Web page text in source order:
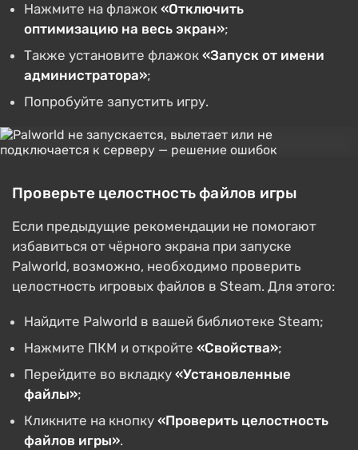
Нажмите на флажок «Отключить
оптимизацию на весь экран»;
Также установите флажок «Запуск от имени
администратора»;
Попробуйте запустить игру.
Проверьте целостность файлов игры
Если предыдущие рекомендации не помогают
избавиться от чёрного экрана при запуске
Palworld, возможно, необходимо проверить
целостность игровых файлов в Steam. Для этого:
Найдите Palworld в вашей библиотеке Steam;
Нажмите ПКМ и откройте «Свойства»;
Перейдите во вкладку «Установленные
файлы»;
Кликните на кнопку «Проверить целостность
файлов игры».